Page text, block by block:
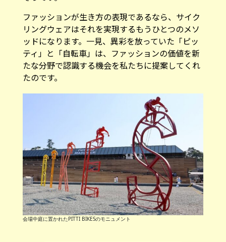
ファッションが生き方の表現であるなら、サイク
リングウェアはそれを実現するもうひとつのメソ
ッドになります。一見、異彩を放っていた「ピッ
ティ」と「自転車」は、ファッションの価値を新
たな分野で認識する機会を私たちに提案してくれ
たのです。
会場中庭に置かれたPITTI BIKESのモニュメント